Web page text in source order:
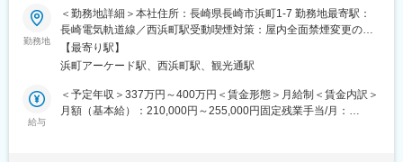
■扱うサービス
工場設備、産業用資機材、機械器具、新技術や新商材の導入提案
■組織構成
ハウの共有が活発です。
■業務の魅力
【ワークライフバランスを整えられる】完全週休二日制で夏季休
暇、年末年始休暇もあり、時間単位での有給休暇の取得も可能で
す。会社全体で社内の様々な業務改革を実行中です。
【長崎地区では圧倒的知名度】1906年創業と非常に長い歴史があ
り、大手顧客先との安定した信頼関係があります。
【飛び込みやテレアポはなし】顧客は既存取引先が主であり、関
係性強化と深耕営業がメインとなります。
勤務地
＜勤務地詳細＞本社住所：長崎県長崎市浜町1-7 勤務地最寄駅：
長崎電気軌道線／西浜町駅受動喫煙対策：屋内全面禁煙変更の範
囲：本文参照
【最寄り駅】
浜町アーケード駅、西浜町駅、観光通駅
給与
＜予定年収＞337万円～400万円＜賃金形態＞月給制＜賃金内訳＞
月額（基本給）：210,000円～255,000円固定残業手当/月：